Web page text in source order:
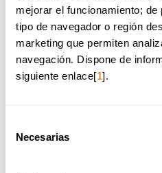
mejorar el funcionamiento;
tipo de navegador o región
marketing que permiten
navegación. Dispone de
siguiente enlace[1].
Necesarias
DIRIGIDO A
Perfil principal
Chefs y profesionales de cocina